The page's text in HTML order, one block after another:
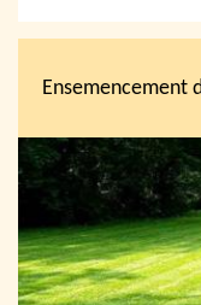
Ensemencement